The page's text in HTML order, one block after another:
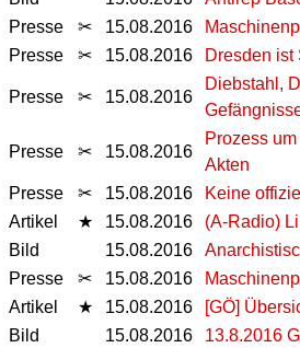
Presse ✂ 15.08.2016
Presse ✂ 15.08.2016 Dresden ist
Presse ✂ 15.08.2016
Diebstahl,
Presse ✂ 15.08.2016
Prozess
Akten
Presse ✂ 15.08.2016
Keine
Artikel ★ 15.08.2016
(A-Radio)
Bild 15.08.2016
Presse ✂ 15.08.2016
Artikel ★ 15.08.2016
[GÖ]
Bild 15.08.2016
13.8.2016